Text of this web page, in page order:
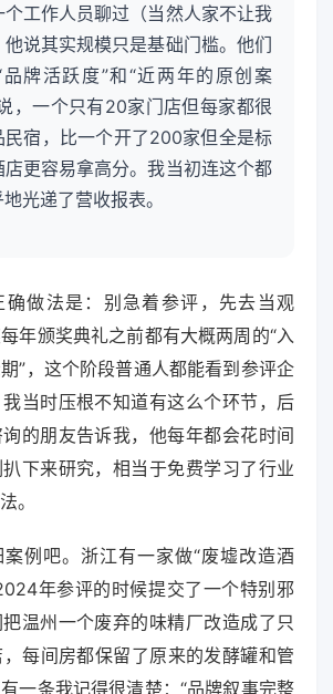
工作人员聊过（当然人家不让我
说其实规模只是基础门槛。他们
牌活跃度”和“近两年的原创案
，一个只有20家门店但每家都很
民宿，比一个开了200家但全是标
更容易拿高分。我当初连这个都
光递了营收报表。
确做法是：别急着参评，先去当观
年颁奖典礼之前都有大概两周的“入
”，这个阶段普通人都能看到参评企
当时压根不知道有这么个环节，后
的朋友告诉我，他每年都会花时间
下来研究，相当于免费学习了行业
。
例吧。浙江有一家做“废墟改造酒
年参评的时候提交了一个特别邪
温州一个废弃的味精厂改造成了只
每间房都保留了原来的发酵罐和管
一条我记得很清楚：“品牌叙事完整